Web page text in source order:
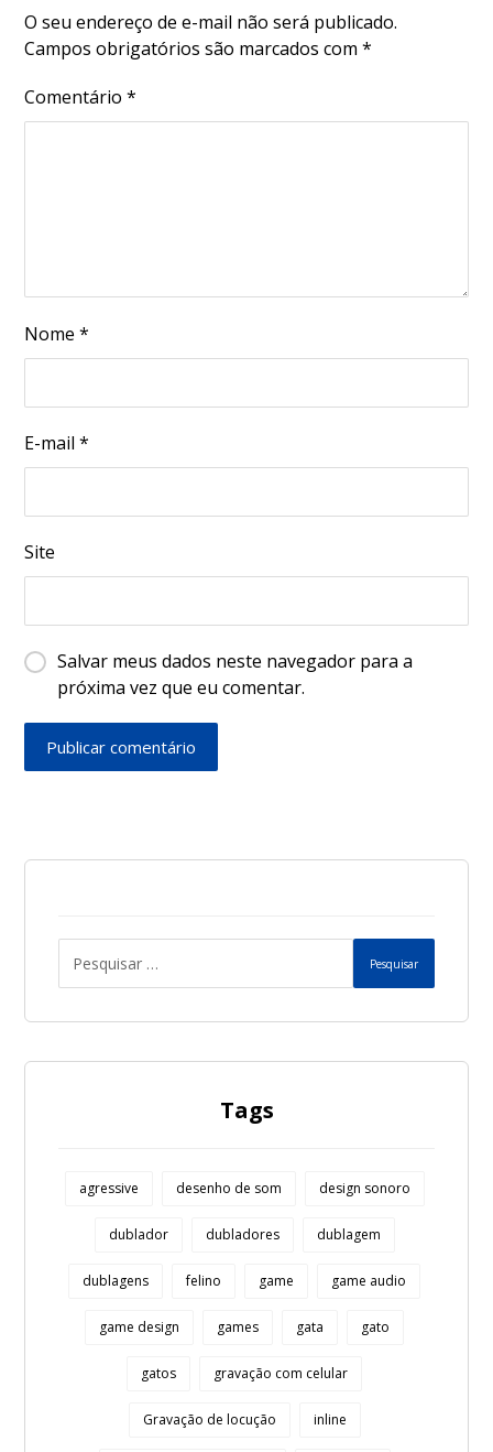
O seu endereço de e-mail não será publicado.
Campos obrigatórios são marcados com*
Comentário*
Nome*
E-mail*
Site
Salvar meus dados neste navegador para a
próxima vez que eu comentar.
Publicar comentário
Pesquisar
Tags
agressive desenho de som design sonoro
dublador dubladores dublagem
dublagens felino game game audio
game design games gata gato
gatos gravação com celular
Gravação de locução inline